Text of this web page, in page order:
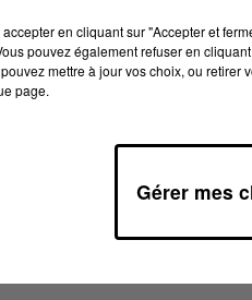
À 12H00
en cliquant sur "Accepter et
pouvez également refuser en
mettre à jour vos choix, ou
page.
Gérer mes